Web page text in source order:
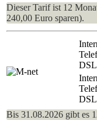
Dieser Tarif ist 12
240,00 Euro sparen).
Bis 31.08.2026 gibt es